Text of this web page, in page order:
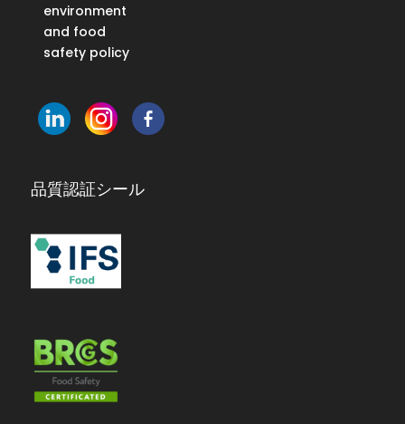
environment
and food
safety policy
品質認証シール